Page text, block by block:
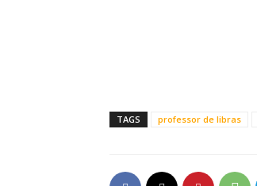
TAGS professor de libras